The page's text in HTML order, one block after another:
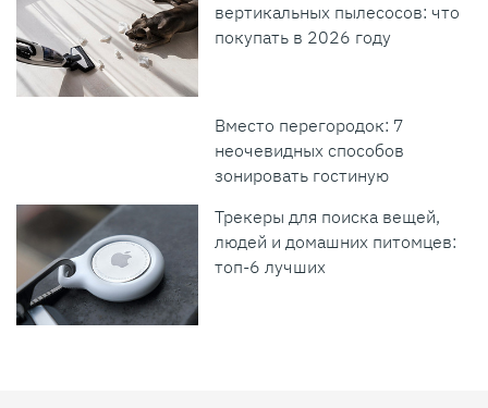
вертикальных пылесосов: что
покупать в 2026 году
Вместо перегородок: 7
неочевидных способов
зонировать гостиную
Трекеры для поиска вещей,
людей и домашних питомцев:
топ-6 лучших